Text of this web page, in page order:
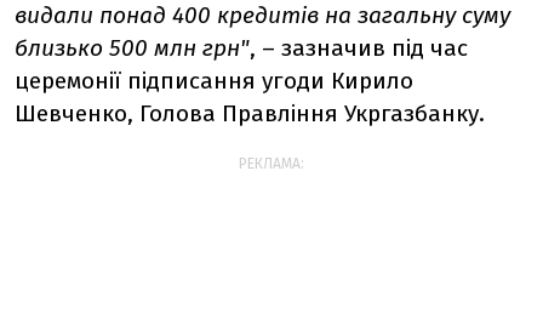
видали понад 400 кредитів на загальну суму
близько 500 млн грн", – зазначив під час
церемонії підписання угоди Кирило
Шевченко, Голова Правління Укргазбанку.
РЕКЛАМА: